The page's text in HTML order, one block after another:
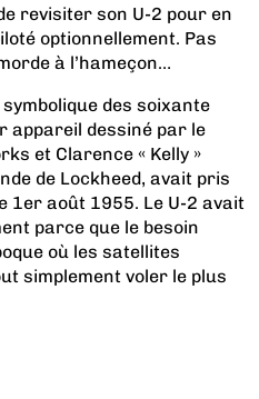
revisiter son U-2 pour en
optionnellement. Pas
à l’hameçon…
des soixante
appareil dessiné par le
et Clarence « Kelly »
de Lockheed, avait pris
1er août 1955. Le U-2 avait
parce que le besoin
où les satellites
simplement voler le plus